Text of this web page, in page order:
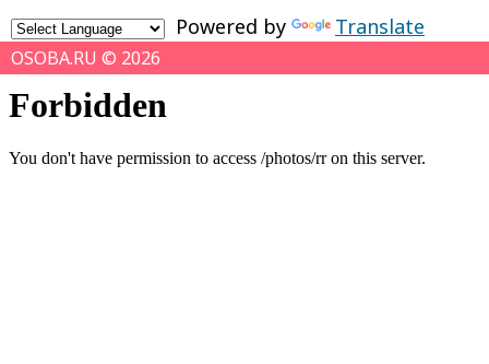
Powered by Translate
OSOBA.RU © 2026